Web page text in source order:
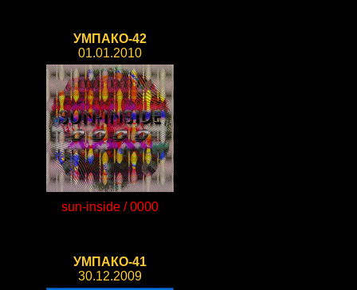
УМПАКО-42
01.01.2010
sun-inside / 0000
УМПАКО-41
30.12.2009